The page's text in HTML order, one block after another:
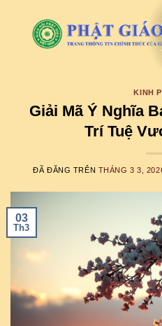
KINH
Giải Mã Ý Nghĩa
Trí Tuệ
ĐÃ ĐĂNG TRÊN THÁNG 3 3,
03
Th3